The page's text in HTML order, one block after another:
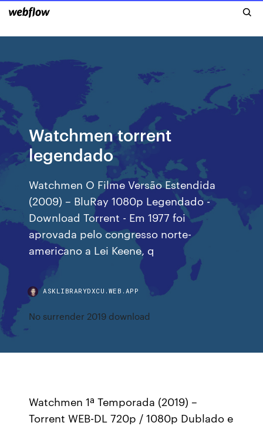
Watchmen torrent
legendado
Watchmen O Filme Versão Estendida
(2009) – BluRay 1080p Legendado -
Download Torrent - Em 1977 foi
aprovada pelo congresso norte-
americano a Lei Keene, q
ASKLIBRARYDXCU.WEB.APP
No surrender 2019 download
Watchmen 1ª Temporada (2019) –
Torrent WEB-DL 720p / 1080p Dublado e